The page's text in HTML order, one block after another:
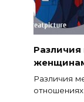
Различия
отношениях